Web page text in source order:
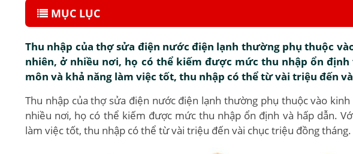
MỤC LỤC
Thu nhập của thợ sửa điện nước điện lạnh thường phụ thuộc
nhiên, ở nhiều nơi, họ có thể kiếm được mức thu nhập ổn định
môn và khả năng làm việc tốt, thu nhập có thể từ vài triệu đến
Thu nhập của thợ sửa điện nước điện lạnh thường phụ thuộc vào
nhiều nơi, họ có thể kiếm được mức thu nhập ổn định và hấp dẫn.
làm việc tốt, thu nhập có thể từ vài triệu đến vài chục triệu đồng tháng.